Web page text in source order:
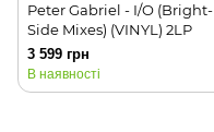
Peter Gabriel - I/O (Bright-
Side Mixes) (VINYL) 2LP
3 599 грн
В наявності